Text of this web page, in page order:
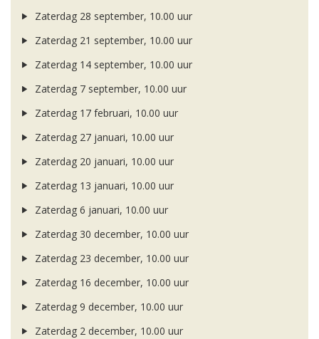
Zaterdag 28 september, 10.00 uur
Zaterdag 21 september, 10.00 uur
Zaterdag 14 september, 10.00 uur
Zaterdag 7 september, 10.00 uur
Zaterdag 17 februari, 10.00 uur
Zaterdag 27 januari, 10.00 uur
Zaterdag 20 januari, 10.00 uur
Zaterdag 13 januari, 10.00 uur
Zaterdag 6 januari, 10.00 uur
Zaterdag 30 december, 10.00 uur
Zaterdag 23 december, 10.00 uur
Zaterdag 16 december, 10.00 uur
Zaterdag 9 december, 10.00 uur
Zaterdag 2 december, 10.00 uur